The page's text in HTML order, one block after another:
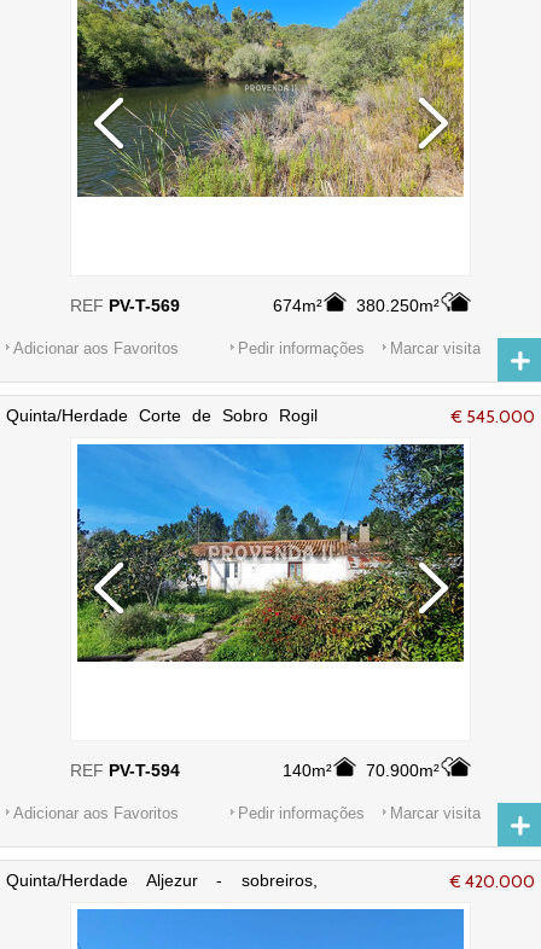
674m² 380.250m²
REF PV-T-569
Adicionar aos Favoritos Marcar visita
Pedir informações
€ 545.000
Quinta/Herdade Corte de Sobro Rogil
140m² 70.900m²
REF PV-T-594
Adicionar aos Favoritos Marcar visita
Pedir informações
€ 420.000
Quinta/Herdade Aljezur - sobreiros,